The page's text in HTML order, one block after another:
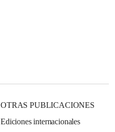
OTRAS PUBLICACIONES
Ediciones internacionales